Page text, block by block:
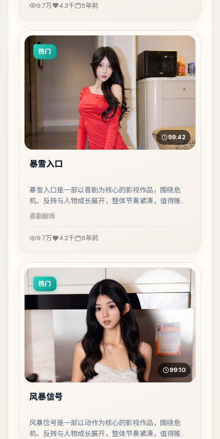
9.7万 4.3千 5年前
热门
99:42
暴雪入口
暴雪入口是一部以喜剧为核心的影视作品，围绕危
机、反转与人物成长展开，整体节奏紧凑，值得推荐
观看。
喜剧剧场
9.7万 4.2千 8年前
热门
99:10
风暴信号
风暴信号是一部以动作为核心的影视作品，围绕危
机、反转与人物成长展开，整体节奏紧凑，值得推荐